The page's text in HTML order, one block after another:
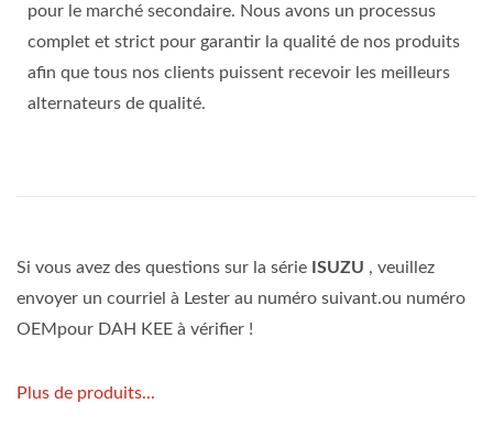
pour le marché secondaire. Nous avons un processus
complet et strict pour garantir la qualité de nos produits
afin que tous nos clients puissent recevoir les meilleurs
alternateurs de qualité.
Si vous avez des questions sur la série ISUZU , veuillez
envoyer un courriel à Lester au numéro suivant.ou numéro
OEMpour DAH KEE à vérifier !
Plus de produits...